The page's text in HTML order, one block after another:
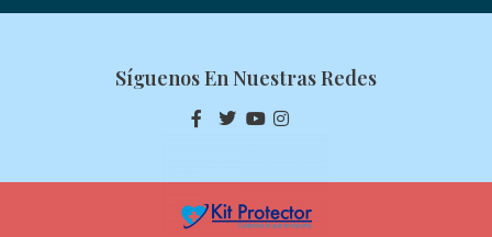
Síguenos En Nuestras Redes